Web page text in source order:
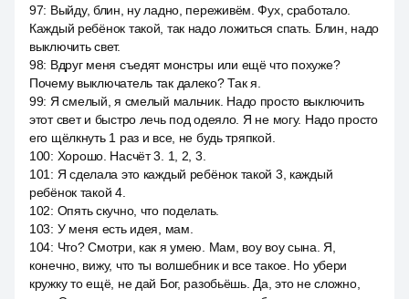
97: Выйду, блин, ну ладно, переживём. Фух, сработало.
Каждый ребёнок такой, так надо ложиться спать. Блин, надо
выключить свет.
98: Вдруг меня съедят монстры или ещё что похуже?
Почему выключатель так далеко? Так я.
99: Я смелый, я смелый мальчик. Надо просто выключить
этот свет и быстро лечь под одеяло. Я не могу. Надо просто
его щёлкнуть 1 раз и все, не будь тряпкой.
100: Хорошо. Насчёт 3. 1, 2, 3.
101 : Я сделала это каждый ребёнок такой 3, каждый
ребёнок такой 4.
102: Опять скучно, что поделать.
103: У меня есть идея, мам.
104: Что? Смотри, как я умею. Мам, воу воу сына. Я,
конечно, вижу, что ты волшебник и все такое. Но убери
кружку то ещё, не дай Бог, разобьёшь. Да, это не сложно,